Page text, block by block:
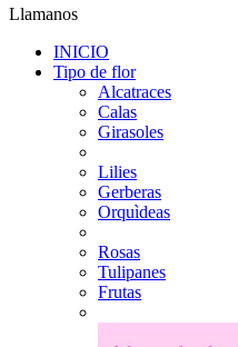
Llamanos
INICIO
Tipo de flor
Alcatraces
Calas
Girasoles
Lilies
Gerberas
Orquìdeas
Rosas
Tulipanes
Frutas